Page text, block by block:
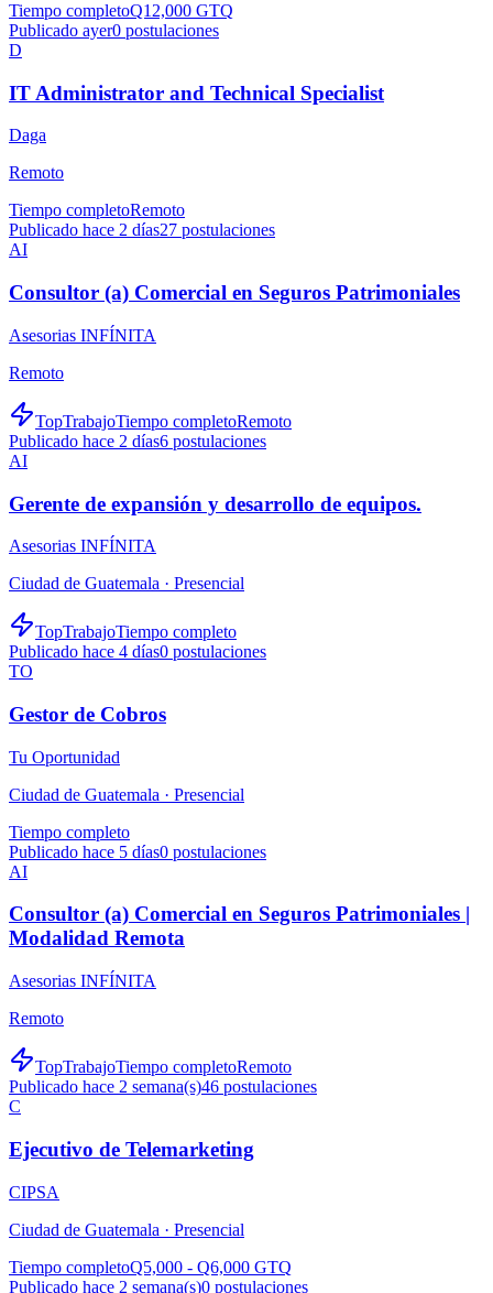
Tiempo completoQ12,000 GTQ
Publicado ayer0 postulaciones
D
IT Administrator and Technical Specialist
Daga
Remoto
Tiempo completoRemoto
Publicado hace 2 días27 postulaciones
AI
Consultor (a) Comercial en Seguros Patrimoniales
Asesorias INFÍNITA
Remoto
TopTrabajoTiempo completoRemoto
Publicado hace 2 días6 postulaciones
AI
Gerente de expansión y desarrollo de equipos.
Asesorias INFÍNITA
Ciudad de Guatemala · Presencial
TopTrabajoTiempo completo
Publicado hace 4 días0 postulaciones
TO
Gestor de Cobros
Tu Oportunidad
Ciudad de Guatemala · Presencial
Tiempo completo
Publicado hace 5 días0 postulaciones
AI
Consultor (a) Comercial en Seguros Patrimoniales |
Modalidad Remota
Asesorias INFÍNITA
Remoto
TopTrabajoTiempo completoRemoto
Publicado hace 2 semana(s)46 postulaciones
C
Ejecutivo de Telemarketing
CIPSA
Ciudad de Guatemala · Presencial
Tiempo completoQ5,000 - Q6,000 GTQ
Publicado hace 2 semana(s)0 postulaciones